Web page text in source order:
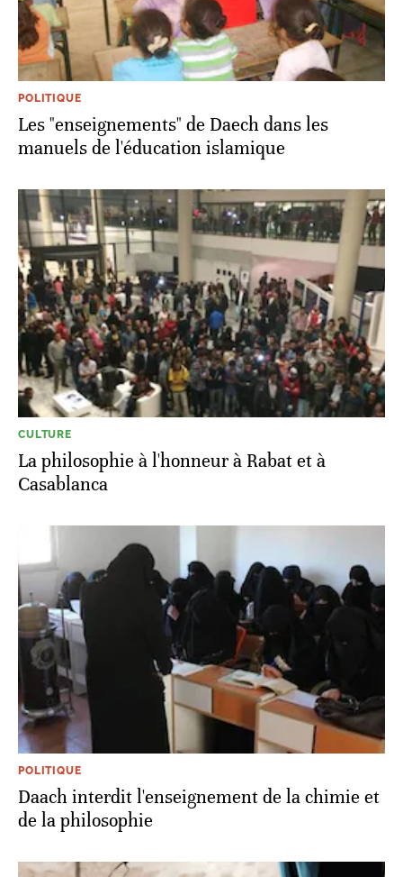
POLITIQUE
Les "enseignements" de Daech dans les
manuels de l'éducation islamique
CULTURE
La philosophie à l'honneur à Rabat et à
Casablanca
POLITIQUE
Daach interdit l'enseignement de la chimie et
de la philosophie